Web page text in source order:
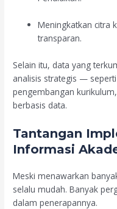
Meningkatkan citra
transparan.
Selain itu, data yang
analisis strategis —
pengembangan
berbasis data.
Tantangan
Informasi
Meski menawarkan
selalu mudah. Banyak
dalam penerapannya.